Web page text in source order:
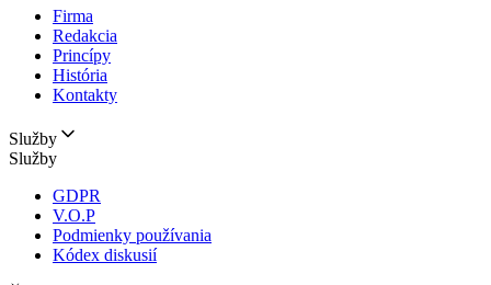
Firma
Redakcia
Princípy
História
Kontakty
Služby
Služby
GDPR
V.O.P
Podmienky používania
Kódex diskusií